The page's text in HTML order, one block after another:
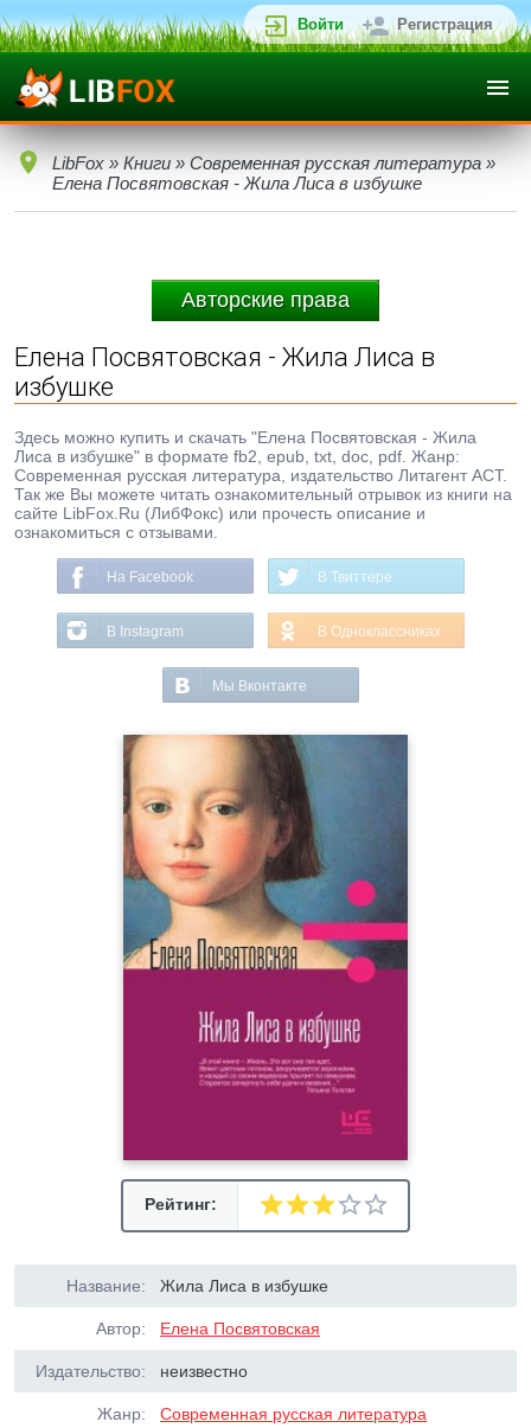
Войти Регистрация
LibFox » Книги » Современная русская литература »
Елена Посвятовская - Жила Лиса в избушке
Авторские права
Елена Посвятовская - Жила Лиса в
избушке
Здесь можно купить и скачать "Елена Посвятовская - Жила
Лиса в избушке" в формате fb2, epub, txt, doc, pdf. Жанр:
Современная русская литература, издательство Литагент АСТ.
Так же Вы можете читать ознакомительный отрывок из книги на
сайте LibFox.Ru (ЛибФокс) или прочесть описание и
ознакомиться с отзывами.
На Facebook В Твиттере
В Instagram В Одноклассниках
Мы Вконтакте
Рейтинг:
Название: Жила Лиса в избушке
Автор: Елена Посвятовская
Издательство: неизвестно
Жанр: Современная русская литература